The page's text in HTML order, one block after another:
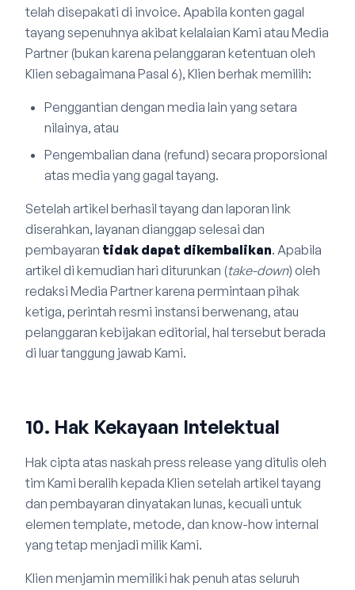
telah disepakati di invoice. Apabila konten gagal
tayang sepenuhnya akibat kelalaian Kami atau Media
Partner (bukan karena pelanggaran ketentuan oleh
Klien sebagaimana Pasal 6), Klien berhak memilih:
Penggantian dengan media lain yang setara
nilainya, atau
Pengembalian dana (refund) secara proporsional
atas media yang gagal tayang.
Setelah artikel berhasil tayang dan laporan link
diserahkan, layanan dianggap selesai dan
pembayaran tidak dapat dikembalikan. Apabila
artikel di kemudian hari diturunkan (take-down) oleh
redaksi Media Partner karena permintaan pihak
ketiga, perintah resmi instansi berwenang, atau
pelanggaran kebijakan editorial, hal tersebut berada
di luar tanggung jawab Kami.
10. Hak Kekayaan Intelektual
Hak cipta atas naskah press release yang ditulis oleh
tim Kami beralih kepada Klien setelah artikel tayang
dan pembayaran dinyatakan lunas, kecuali untuk
elemen template, metode, dan know-how internal
yang tetap menjadi milik Kami.
Klien menjamin memiliki hak penuh atas seluruh